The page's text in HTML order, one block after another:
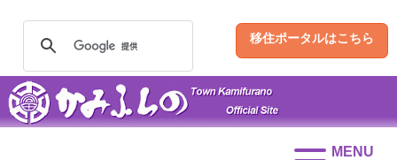
移住ポータルはこちら
MENU